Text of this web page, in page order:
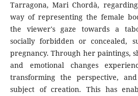
Tarragona, Mari Chordà,
way of representing the female
the viewer's gaze towards a
socially forbidden or concealed,
pregnancy. Through her paintings,
and emotional changes
transforming the perspective,
subject of creation. This has